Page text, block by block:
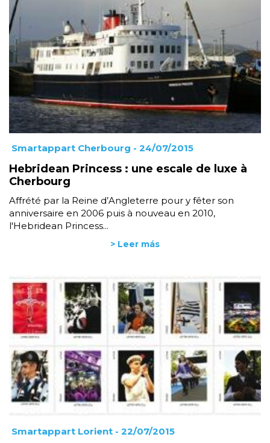
Smartappart Cherbourg - 24/07/2015
Hebridean Princess : une escale de luxe à
Cherbourg
Affrété par la Reine d’Angleterre pour y fêter son
anniversaire en 2006 puis à nouveau en 2010,
l'Hebridean Princess...
> Leer más
Smartappart Lorient - 22/07/2015